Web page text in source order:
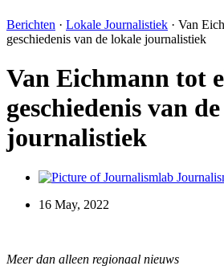
Berichten · Lokale Journalistiek · Van
geschiedenis van de lokale journalistiek
Van Eichmann tot
geschiedenis van
journalistiek
16 May, 2022
Meer dan alleen regionaal nieuws